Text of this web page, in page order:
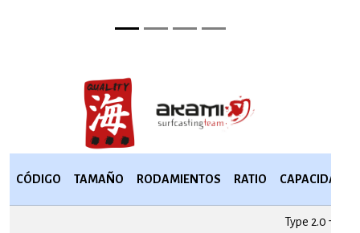
CÓDIGO TAMAÑO RODAMIENTOS RATIO CAPACIDAD
Type 2.0 号